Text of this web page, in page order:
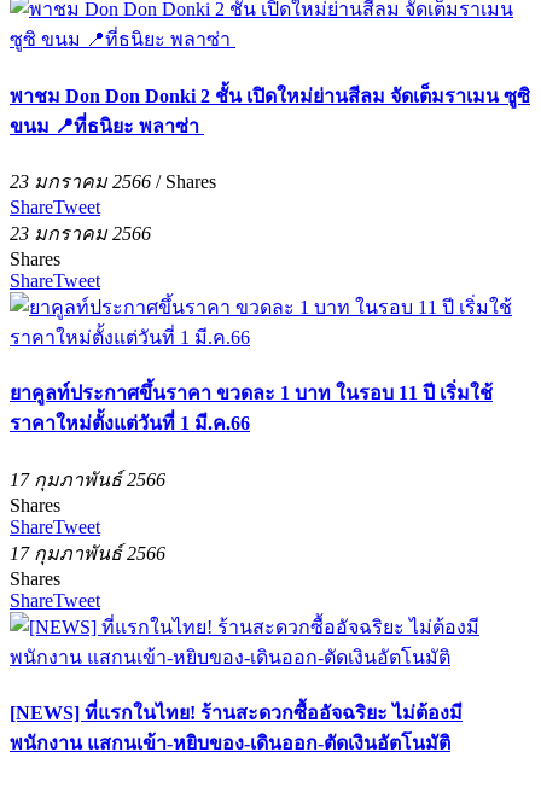
พาชม Don Don Donki 2 ชั้น เปิดใหม่ย่านสีลม จัดเต็มราเมน ซูซิ
ขนม 📍ที่ธนิยะ พลาซ่า
23 มกราคม 2566 / Shares
ShareTweet
23 มกราคม 2566
Shares
ShareTweet
ยาคูลท์ประกาศขึ้นราคา ขวดละ 1 บาท ในรอบ 11 ปี เริ่มใช้
ราคาใหม่ตั้งแต่วันที่ 1 มี.ค.66
17 กุมภาพันธ์ 2566
Shares
ShareTweet
17 กุมภาพันธ์ 2566
Shares
ShareTweet
[NEWS] ที่แรกในไทย! ร้านสะดวกซื้ออัจฉริยะ ไม่ต้องมี
พนักงาน แสกนเข้า-หยิบของ-เดินออก-ตัดเงินอัตโนมัติ